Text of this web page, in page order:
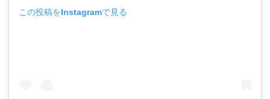
この投稿をInstagramで見る